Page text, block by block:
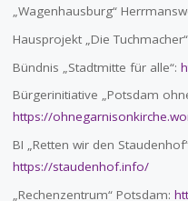
„Wagenhausburg“
Hausprojekt „Die
Bündnis „Stadtmitte für alle“:
Bürgerinitiative „Potsdam
https://
BI „Retten wir den
https://staudenhof.info/
„Rechenzentrum“ Potsdam: